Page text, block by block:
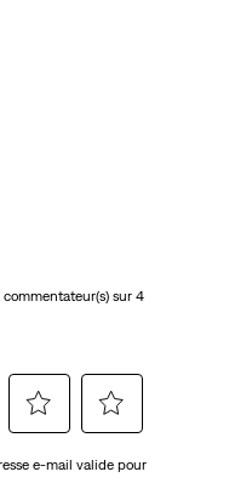
sur 4
pour
pour
e-mail valide pour